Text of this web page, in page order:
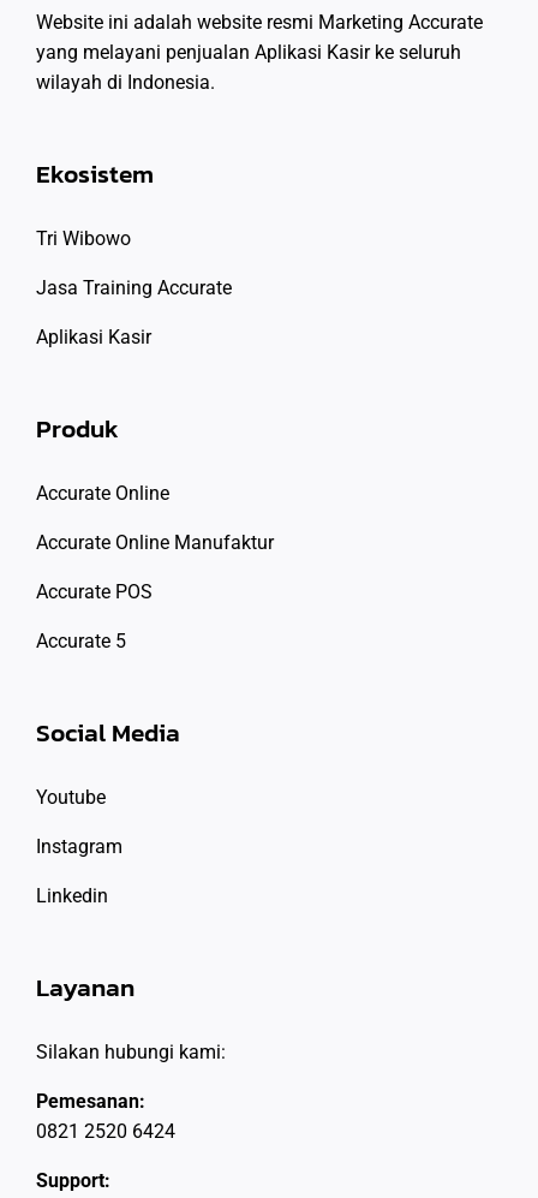
Website ini adalah website resmi Marketing Accurate
yang melayani penjualan Aplikasi Kasir ke seluruh
wilayah di Indonesia.
Ekosistem
Tri Wibowo
Jasa Training Accurate
Aplikasi Kasir
Produk
Accurate Online
Accurate Online Manufaktur
Accurate POS
Accurate 5
Social Media
Youtube
Instagram
Linkedin
Layanan
Silakan hubungi kami:
Pemesanan:
0821 2520 6424
Support: